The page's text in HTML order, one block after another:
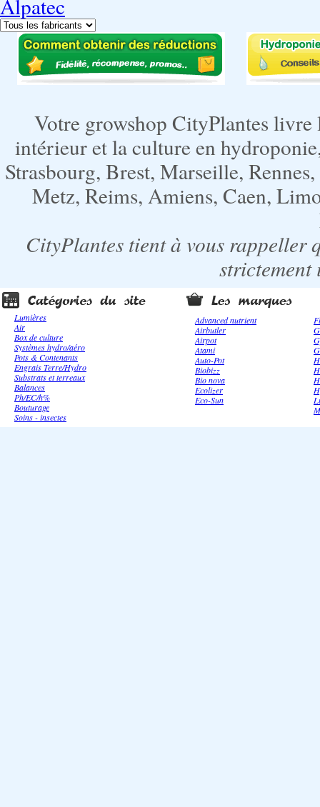
Alpatec
Votre growshop CityPlantes
intérieur et la culture en
Strasbourg, Brest, Marseille,
Metz, Reims, Amiens, Caen,
CityPlantes tient à vous rappeller
strictement
Lumières
Air
Box de culture
Systèmes hydro/aéro
Pots & Contenants
Engrais Terre/Hydro
Substrats et terreaux
Balances
Ph/EC/h%
Bouturage
Soins - insectes
Advanced nutrient
Airbutler
Airpot
Atami
Auto-Pot
Biobizz
Bio nova
Ecolizer
Eco-Sun